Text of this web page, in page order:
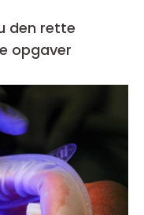
den rette
opgaver